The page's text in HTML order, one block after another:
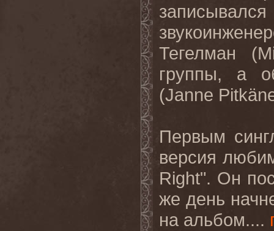
Тегелман (
группы, а
(Janne Pitkä
Первым
версия
Right". Он
же день
на альбом....